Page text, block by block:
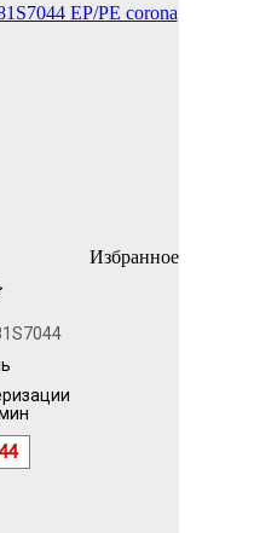
EP/PE corona
Избранное